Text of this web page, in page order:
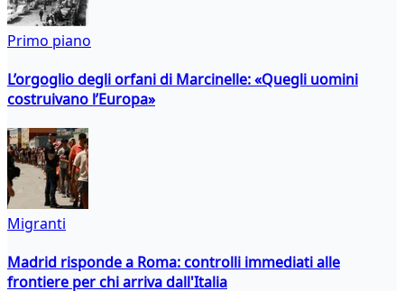
Primo piano
L’orgoglio degli orfani di Marcinelle: «Quegli uomini
costruivano l’Europa»
Migranti
Madrid risponde a Roma: controlli immediati alle
frontiere per chi arriva dall'Italia